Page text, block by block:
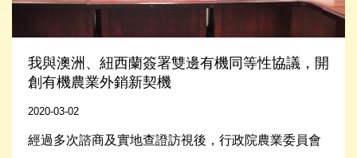
我與澳洲、紐西蘭簽署雙邊有機同等性協議，開
創有機農業外銷新契機
2020-03-02
經過多次諮商及實地查證訪視後，行政院農業委員會